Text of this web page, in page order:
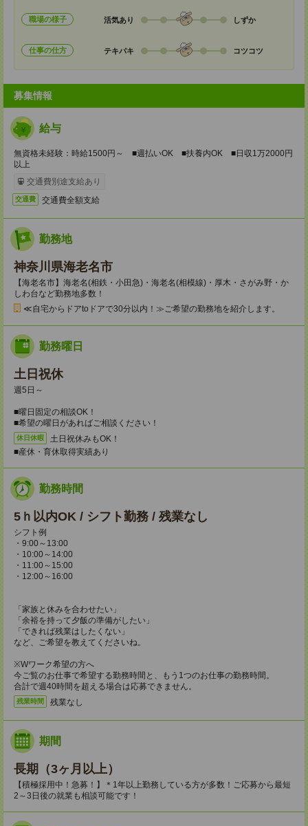
職場の様子 活気あり しずか
仕事の仕方 テキパキ コツコツ
募集情報
給与
無資格未経験：時給1500円～ ■週払いOK ■扶養内OK ■日収1万2000円
以上
交通費別途支給あり
交通費 交通費全額支給
勤務地
神奈川県海老名市
【海老名市】海老名(相鉄・小田急)・海老名(相模線)・厚木・さがみ野・か
しわ台など勤務地多数！
≪自宅からドアtoドアで30分以内！≫ご希望の勤務地を紹介します。
勤務曜日
土日祝休
週5日～
■曜日固定の相談OK！
■希望の曜日があればご相談ください！
休日休暇
土日祝休みもOK！
■産休・育休取得実績あり
勤務時間
5ｈ以内OK / シフト勤務 / 残業なし
シフト例
・9:00～13:00
・10:00～14:00
・11:00～15:00
・12:00～16:00
「家族と休みを合わせたい」
「余裕を持って夕飯の準備がしたい」
「できれば残業はしたくない」
など、ご希望を教えてくださいね。
※Wワーク希望の方へ
今ご覧のお仕事で希望する勤務時間と、もう1つのお仕事の勤務時間。
合計で週40時間を超える場合は応募できません。
残業時間 残業なし
期間
長期（3ヶ月以上）
【積極採用中！急募！】＊1年以上勤務している方が多数！ご応募から最短
2～3日後の就業も相談可能です！